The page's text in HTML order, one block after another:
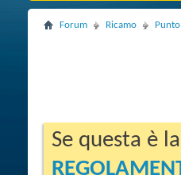
Forum Ricamo
Se questa è